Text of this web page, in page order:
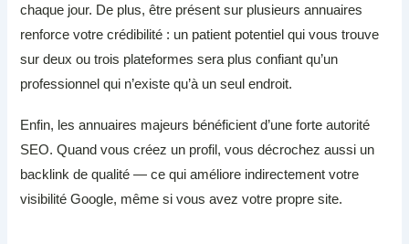
chaque jour. De plus, être présent sur plusieurs annuaires
renforce votre crédibilité : un patient potentiel qui vous trouve
sur deux ou trois plateformes sera plus confiant qu’un
professionnel qui n’existe qu’à un seul endroit.
Enfin, les annuaires majeurs bénéficient d’une forte autorité
SEO. Quand vous créez un profil, vous décrochez aussi un
backlink de qualité — ce qui améliore indirectement votre
visibilité Google, même si vous avez votre propre site.